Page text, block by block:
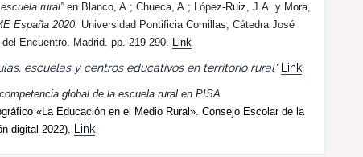
escuela rural”en Blanco, A.; Chueca, A.; López-Ruiz, J.A. y Mora,
España 2020. Universidad Pontificia Comillas, Cátedra José
Encuentro. Madrid. pp. 219-290. Link
escuelas y centros educativos en territorio rural"
Link
global de la escuela rural en PISA
«La Educación en el Medio Rural». Consejo Escolar de la
digital 2022).
Link